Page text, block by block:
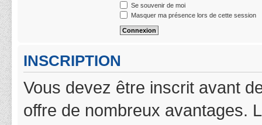
Se souvenir de moi
Masquer ma présence lors de cette session
INSCRIPTION
Vous devez être inscrit avant
offre de nombreux avantages.